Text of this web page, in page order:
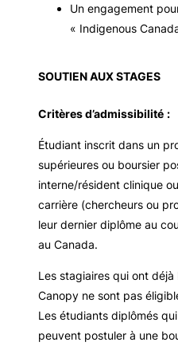
Un engagement
« Indigenous
SOUTIEN AUX STAGES
Critères d’admissibilité :
Étudiant inscrit dans un
supérieures ou boursier
interne/résident clinique
carrière (chercheurs ou
leur dernier diplôme au
au Canada.
Les stagiaires qui ont
Canopy ne sont pas
Les étudiants diplômés
peuvent postuler à une